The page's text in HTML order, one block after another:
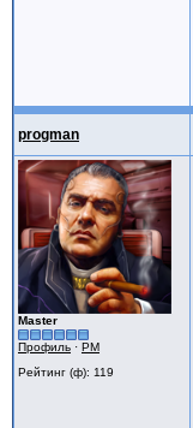
progman
Master
Профиль · PM
Рейтинг (ф): 119